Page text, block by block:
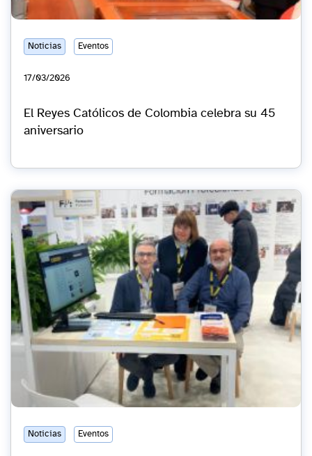
17/03/2026
Noticias Eventos
El Reyes Católicos de Colombia celebra su 45
aniversario
Noticias Eventos